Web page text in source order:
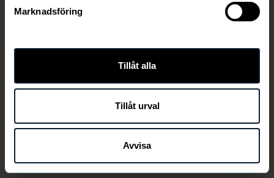
Marknadsföring
Tillåt alla
Tillåt urval
Avvisa
Den här länken är ej aktiv längre
TILLBAKA